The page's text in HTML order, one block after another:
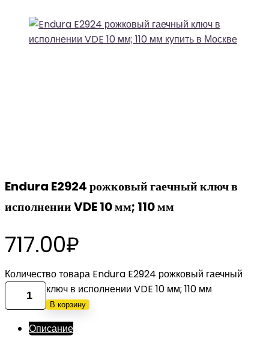
Endura E2924 рожковый гаечный ключ в
исполнении VDE 10 мм; 110 мм
717.00₽
Количество товара Endura E2924 рожковый гаечный
ключ в исполнении VDE 10 мм; 110 мм
В корзину
Описание